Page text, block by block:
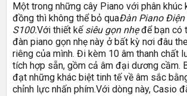
Một trong những cây Piano với phân khúc
đồng thì không thể bỏ quaĐàn Piano Điện
S100.Với thiết kế siêu gọn nhẹđể bạn có
đàn piano gọn nhẹ này ở bất kỳ nơi đâu
riêng của mình. Đi kèm 10 âm thanh chất
tích hợp sẵn, gồm cả âm đại dương cầm.
đạt những khác biệt tinh tế về âm sắc
chỉnh lực nhấn phím.Với dòng này, Casio